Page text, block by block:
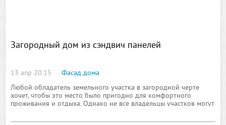
Загородный дом из сэндвич панелей
13 апр 20:15
Фасад дома
Любой обладатель земельного участка в загородной черте
хочет, чтобы это место было пригодно для комфортного
проживания и отдыха. Однако не все владельцы участков могут
небольшого